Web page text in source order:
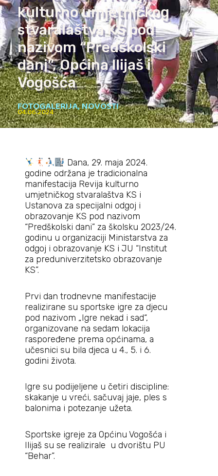
kulturno umjetničkog
stvaralaštva KS pod
nazivom “Predškolski
dani”, Općina Ilijaš i
Vogošća
FOTOGALERIJA,NOVOSTI
04.06.2024
Dana, 29. maja 2024.
godine održana je tradicionalna
manifestacija Revija kulturno
umjetničkog stvaralaštva KS i
Ustanova za specijalni odgoj i
obrazovanje KS pod nazivom
“Predškolski dani” za školsku 2023/24.
godinu u organizaciji Ministarstva za
odgoj i obrazovanje KS i JU “Institut
za preduniverzitetsko obrazovanje
KS”.
Prvi dan trodnevne manifestacije
realizirane su sportske igre za djecu
pod nazivom „Igre nekad i sad“,
organizovane na sedam lokacija
raspoređene prema općinama, a
učesnici su bila djeca u 4., 5. i 6.
godini života.
Igre su podijeljene u četiri discipline:
skakanje u vreći, sačuvaj jaje, ples s
balonima i potezanje užeta.
Sportske igreje za Općinu Vogošća i
Ilijaš su se realizirale u dvorištu PU
“Behar”.